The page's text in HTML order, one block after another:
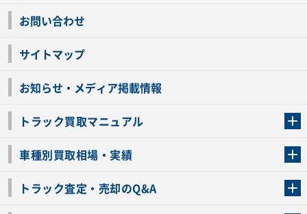
お問い合わせ
サイトマップ
お知らせ・メディア掲載情報
トラック買取マニュアル
車種別買取相場・実績
トラック査定・売却のQ&A